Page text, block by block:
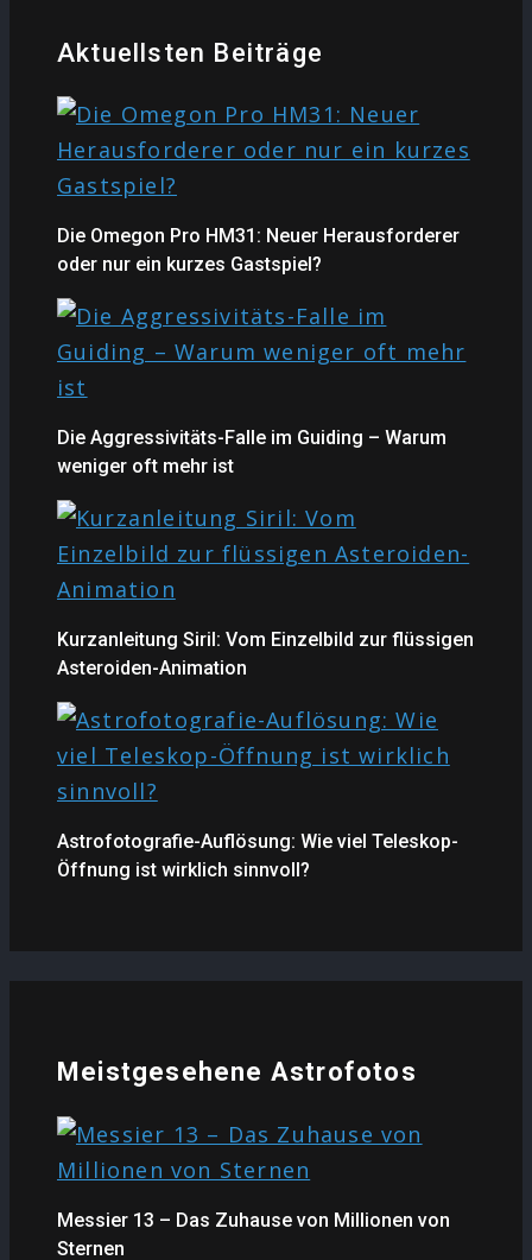
Aktuellsten Beiträge
Die Omegon Pro HM31: Neuer Herausforderer
oder nur ein kurzes Gastspiel?
Die Aggressivitäts-Falle im Guiding – Warum
weniger oft mehr ist
Kurzanleitung Siril: Vom Einzelbild zur flüssigen
Asteroiden-Animation
Astrofotografie-Auflösung: Wie viel Teleskop-
Öffnung ist wirklich sinnvoll?
Meistgesehene Astrofotos
Messier 13 – Das Zuhause von Millionen von
Sternen